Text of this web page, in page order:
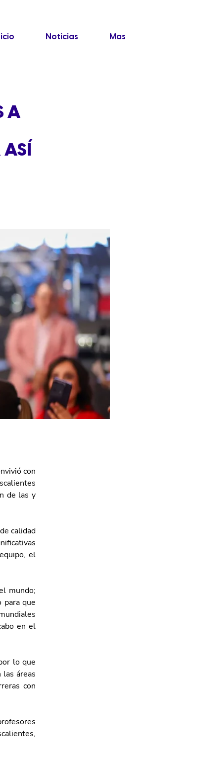
Noticias Mas
A
ASÍ
con
de las y
calidad
el
mundo;
para que
en el
lo que
áreas
con